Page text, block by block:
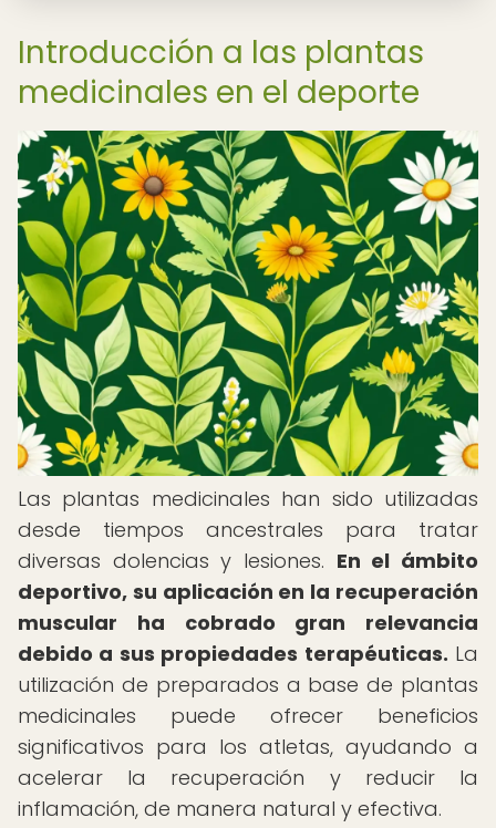
Introducción a las plantas
medicinales en el deporte
Las plantas medicinales han sido utilizadas
desde tiempos ancestrales para tratar
diversas dolencias y lesiones. En el ámbito
deportivo, su aplicación en la recuperación
muscular ha cobrado gran relevancia
debido a sus propiedades terapéuticas. La
utilización de preparados a base de plantas
medicinales puede ofrecer beneficios
significativos para los atletas, ayudando a
acelerar la recuperación y reducir la
inflamación, de manera natural y efectiva.